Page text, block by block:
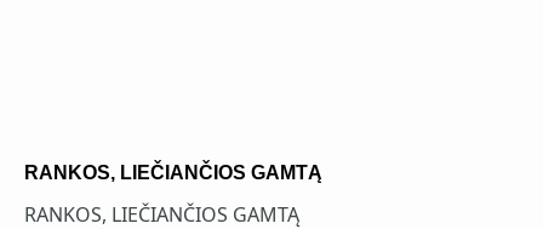
RANKOS, LIEČIANČIOS GAMTĄ
RANKOS, LIEČIANČIOS GAMTĄ